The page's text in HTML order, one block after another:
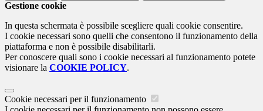
Gestione cookie
In questa schermata è possibile scegliere quali cookie consentire.
I cookie necessari sono quelli che consentono il funzionamento della
piattaforma e non è possibile disabilitarli.
Per conoscere quali sono i cookie necessari al funzionamento potete
visionare la COOKIE POLICY.
Cookie necessari per il funzionamento